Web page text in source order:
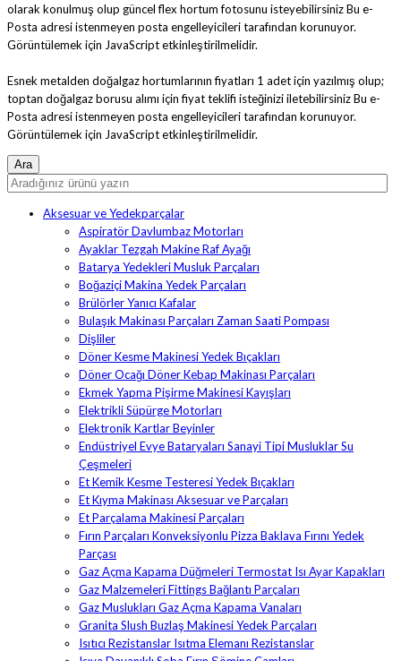
olarak konulmuş olup güncel flex hortum fotosunu isteyebilirsinizBu e-
Posta adresi istenmeyen posta engelleyicileri tarafından korunuyor.
Görüntülemek için JavaScript etkinleştirilmelidir.
Esnek metalden doğalgaz hortumlarının fiyatları 1 adet için yazılmış olup;
toptan doğalgaz borusu alımı için fiyat teklifi isteğinizi iletebilirsinizBu e-
Posta adresi istenmeyen posta engelleyicileri tarafından korunuyor.
Görüntülemek için JavaScript etkinleştirilmelidir.
Aksesuar ve Yedekparçalar
Aspiratör Davlumbaz Motorları
Ayaklar Tezgah Makine Raf Ayağı
Batarya Yedekleri Musluk Parçaları
Boğaziçi Makina Yedek Parçaları
Brülörler Yanıcı Kafalar
Bulaşık Makinası Parçaları Zaman Saati Pompası
Dişliler
Döner Kesme Makinesi Yedek Bıçakları
Döner Ocağı Döner Kebap Makinası Parçaları
Ekmek Yapma Pişirme Makinesi Kayışları
Elektrikli Süpürge Motorları
Elektronik Kartlar Beyinler
Endüstriyel Evye Bataryaları Sanayi Tipi Musluklar Su
Çeşmeleri
Et Kemik Kesme Testeresi Yedek Bıçakları
Et Kıyma Makinası Aksesuar ve Parçaları
Et Parçalama Makinesi Parçaları
Fırın Parçaları Konveksiyonlu Pizza Baklava Fırını Yedek
Parçası
Gaz Açma Kapama Düğmeleri Termostat Isı Ayar Kapakları
Gaz Malzemeleri Fittings Bağlantı Parçaları
Gaz Muslukları Gaz Açma Kapama Vanaları
Granita Slush Buzlaş Makinesi Yedek Parçaları
Isıtıcı Rezistanslar Isıtma Elemanı Rezistanslar